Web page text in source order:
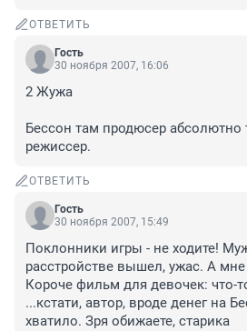
ОТВЕТИТЬ
Гость
30 ноября 2007, 16:06
2 Жужа
Бессон там продюсер абсолютно
ОТВЕТИТЬ
Гость
30 ноября 2007, 15:49
Поклонники игры - не ходите!
расстройстве вышел, ужас. А
Короче фильм для девочек: что-
...кстати, автор, вроде денег на
хватило. Зря обижаете, старика